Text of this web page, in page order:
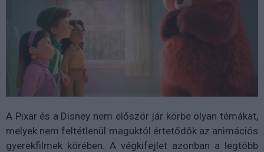
A Pixar és a Disney nem először jár körbe olyan témákat,
melyek nem feltétlenül maguktól értetődők az animációs
gyerekfilmek körében. A végkifejlet azonban a legtöbb